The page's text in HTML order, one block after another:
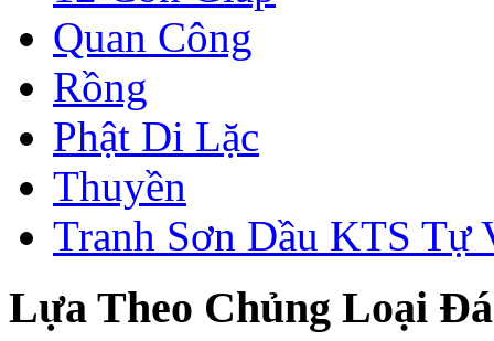
Quan Công
Rồng
Phật Di Lặc
Thuyền
Tranh Sơn Dầu KTS Tự
Lựa Theo Chủng Loại Đá